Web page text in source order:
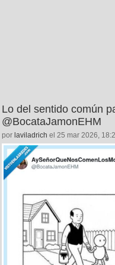
Lo del sentido común
@BocataJamonEHM
por laviladrich el 25 mar 2026,